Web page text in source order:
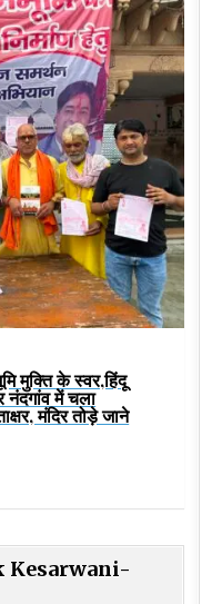
मुक्ति के स्वर,हिंदू
नंदगांव में चला
मंदिर तोड़े जाने
Kesarwani-